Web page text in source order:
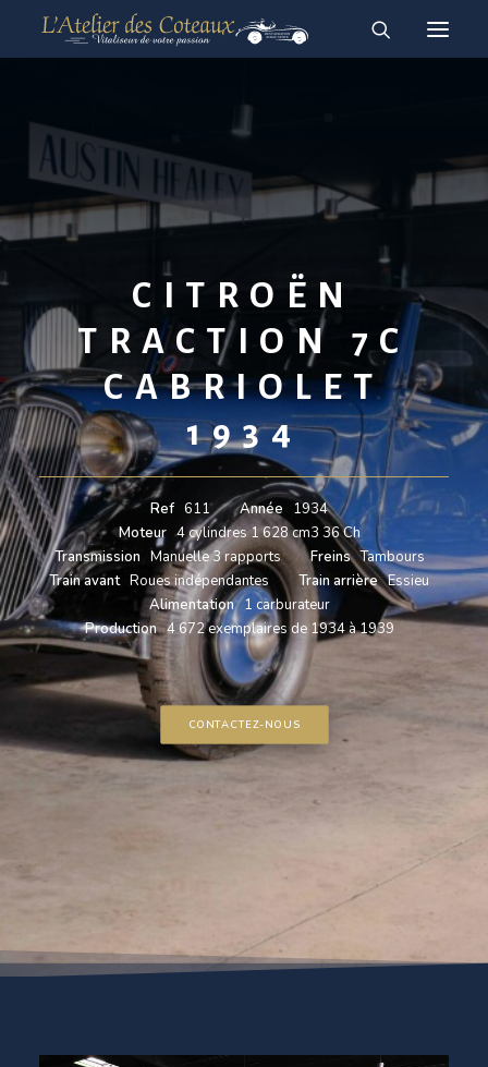
RESTAURATION
ACHAT-VENTE
À vendre
CITROËN
TRACTION 7C
CABRIOLET
1934
Ref 611 Année
1934
Moteur 4 cylindres 1 628 cm3 36 Ch
Transmission Manuelle 3 rapports Freins Tambours
Train avant Roues indépendantes Train arrière Essieu
Alimentation 1 carburateur
Production 4 672 exemplaires de 1934 à 1939
CONTACTEZ-NOUS